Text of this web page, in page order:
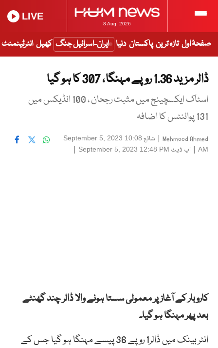
8 Aug, 2026
LIVE
صفحۂ اول تازہ ترین پاکستان دنیا ایران-اسرائیل جنگ کھیل انٹرٹینمنٹ
ڈالر مزید 1.36 روپے مہنگا ، 307 کا ہو گیا
اسٹاک ایکسچینج میں مثبت رجحان ، 100 انڈیکس میں
131 پوائنٹس کا اضافہ
Mehmood Ahmed
| شائع September 5, 2023 10:08
AM
| اپ ڈیٹ September 5, 2023 12:48 PM
|
کاروبار کے آغاز پر معمولی سستا ہونے والا ڈالر چند گھنٹے
بعد پھر مہنگا ہو گیا۔
انٹر بینک میں ڈالر1 روپے 36 پیسے مہنگا ہو گیا جس کے